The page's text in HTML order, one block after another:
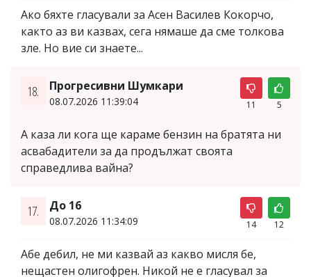
Ако бяхте гласували за Асен Василев Кокорчо,
както аз ви казвах, сега нямаше да сме толкова
зле. Но вие си знаете...
18. Прогресивни Шумкари
08.07.2026 11:39:04 11 5
А каза ли кога ще караме бензин на братята ни
асвабадители за да продължат своята
справедлива вайна?
17. До 16
08.07.2026 11:34:09 14 12
Абе дебил, не ми казвай аз какво мисля бе,
нещастен олигофрен. Никой не е гласувал за